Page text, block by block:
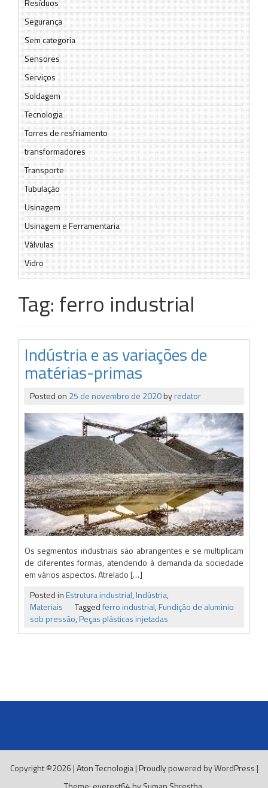
Resíduos
Segurança
Sem categoria
Sensores
Serviços
Soldagem
Tecnologia
Torres de resfriamento
transformadores
Transporte
Tubulação
Usinagem
Usinagem e Ferramentaria
Válvulas
Vidro
Tag: ferro industrial
Indústria e as variações de
matérias-primas
Posted on 25 de novembro de 2020byredator
Os segmentos industriais são abrangentes e se multiplicam
de diferentes formas, atendendo à demanda da sociedade
em vários aspectos. Atrelado […]
Posted inEstrutura industrial,Indústria,
Materiais
Taggedferro industrial,Fundição de aluminio
sob pressão,Peças plásticas injetadas
Copyright ©2026 |Aton Tecnologia | Proudly powered by WordPress |